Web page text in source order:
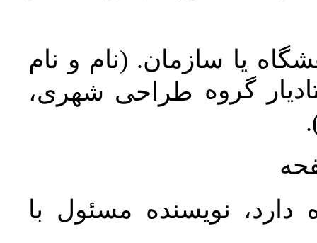
یا سازمان. (نام و نام
گروه طراحی شهری،
نویسنده مسئول با